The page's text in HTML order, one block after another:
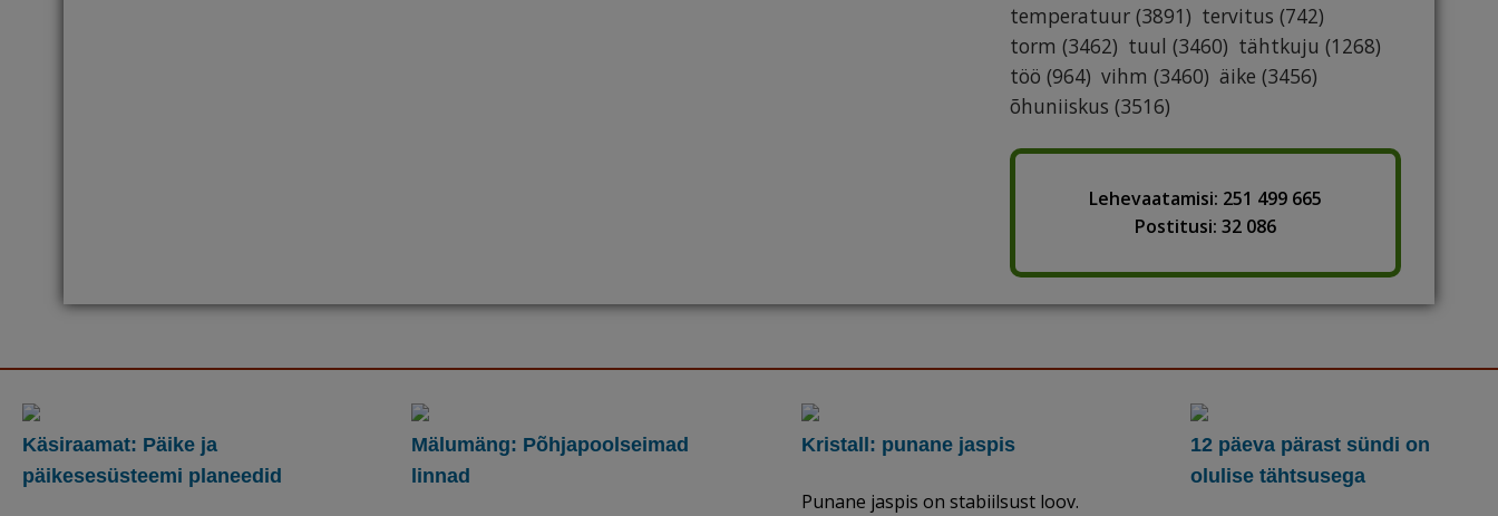
temperatuur (3891) tervitus (742)
torm (3462) tuul (3460) tähtkuju (1268)
töö (964) vihm (3460) äike (3456)
õhuniiskus (3516)
Lehevaatamisi: 251 499 665
Postitusi: 32 086
Käsiraamat: Päike ja
päikesesüsteemi planeedid
Mälumäng: Põhjapoolseimad
linnad
Kristall: punane jaspis
Punane jaspis on stabiilsust loov.
12 päeva pärast sündi on
olulise tähtsusega